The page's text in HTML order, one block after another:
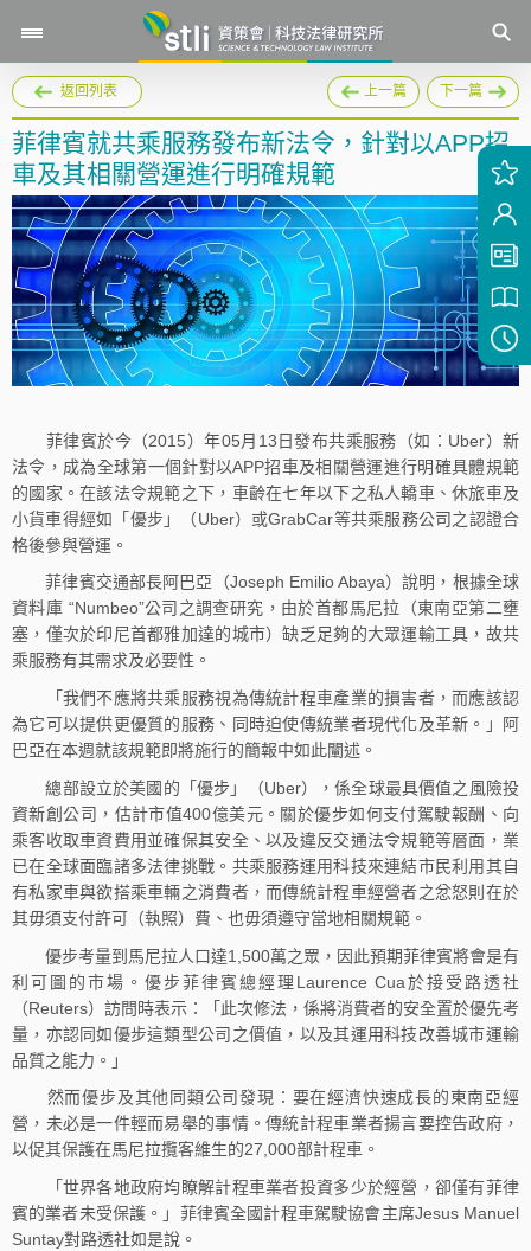
返回列表 上一篇 下一篇
菲律賓就共乘服務發布新法令，針對以APP招
車及其相關營運進行明確規範
菲律賓於今（2015）年05月13日發布共乘服務（如：Uber）新
法令，成為全球第一個針對以APP招車及相關營運進行明確具體規範
的國家。在該法令規範之下，車齡在七年以下之私人轎車、休旅車及
小貨車得經如「優步」（Uber）或GrabCar等共乘服務公司之認證合
格後參與營運。
菲律賓交通部長阿巴亞（Joseph Emilio Abaya）說明，根據全球
資料庫 “Numbeo”公司之調查研究，由於首都馬尼拉（東南亞第二壅
塞，僅次於印尼首都雅加達的城市）缺乏足夠的大眾運輸工具，故共
乘服務有其需求及必要性。
「我們不應將共乘服務視為傳統計程車產業的損害者，而應該認
為它可以提供更優質的服務、同時迫使傳統業者現代化及革新。」阿
巴亞在本週就該規範即將施行的簡報中如此闡述。
總部設立於美國的「優步」（Uber），係全球最具價值之風險投
資新創公司，估計市值400億美元。關於優步如何支付駕駛報酬、向
乘客收取車資費用並確保其安全、以及違反交通法令規範等層面，業
已在全球面臨諸多法律挑戰。共乘服務運用科技來連結市民利用其自
有私家車與欲搭乘車輛之消費者，而傳統計程車經營者之忿怒則在於
其毋須支付許可（執照）費、也毋須遵守當地相關規範。
優步考量到馬尼拉人口達1,500萬之眾，因此預期菲律賓將會是有
利可圖的市場。優步菲律賓總經理Laurence Cua於接受路透社
（Reuters）訪問時表示：「此次修法，係將消費者的安全置於優先考
量，亦認同如優步這類型公司之價值，以及其運用科技改善城市運輸
品質之能力。」
然而優步及其他同類公司發現：要在經濟快速成長的東南亞經
營，未必是一件輕而易舉的事情。傳統計程車業者揚言要控告政府，
以促其保護在馬尼拉攬客維生的27,000部計程車。
「世界各地政府均瞭解計程車業者投資多少於經營，卻僅有菲律
賓的業者未受保護。」菲律賓全國計程車駕駛協會主席Jesus Manuel
Suntay對路透社如是說。